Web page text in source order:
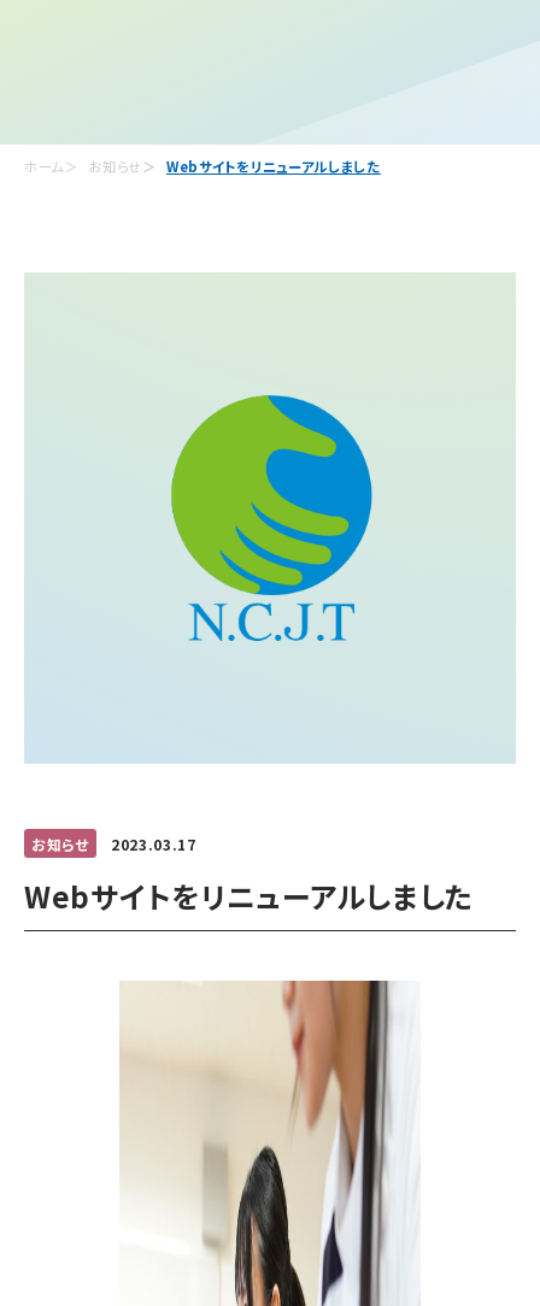
ホーム お知らせ Webサイトをリニューアルしました
お知らせ 2023.03.17
Webサイトをリニューアルしました